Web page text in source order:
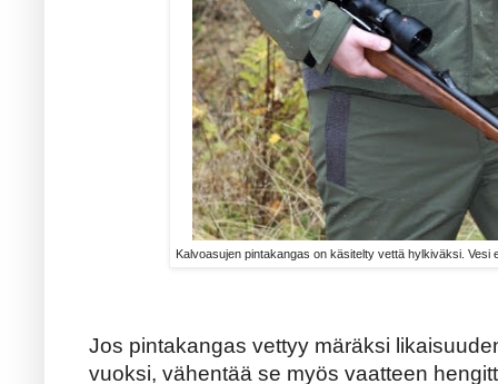
Kalvoasujen pintakangas on käsitelty vettä hylkiväksi. Vesi
Jos pintakangas vettyy märäksi
vuoksi, vähentää se myös vaatteen